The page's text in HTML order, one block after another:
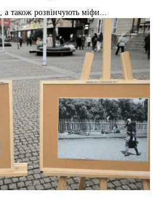
також розвінчують міфи...